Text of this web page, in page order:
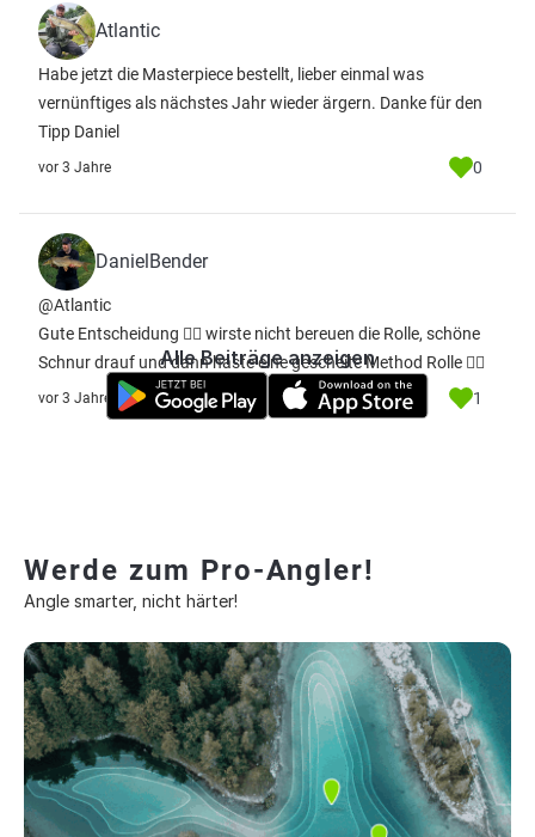
Atlantic
Habe jetzt die Masterpiece bestellt, lieber einmal was
vernünftiges als nächstes Jahr wieder ärgern. Danke für den
Tipp Daniel
vor 3 Jahre 0
DanielBender
@Atlantic
Gute Entscheidung 👍🏻 wirste nicht bereuen die Rolle, schöne
Schnur drauf und dann haste eine gescheite Method Rolle ✌🏻
vor 3 Jahre 1
Alle Beiträge anzeigen
Werde zum Pro-Angler!
Angle smarter, nicht härter!